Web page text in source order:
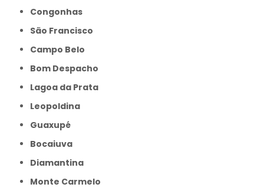
Congonhas
São Francisco
Campo Belo
Bom Despacho
Lagoa da Prata
Leopoldina
Guaxupé
Bocaiuva
Diamantina
Monte Carmelo